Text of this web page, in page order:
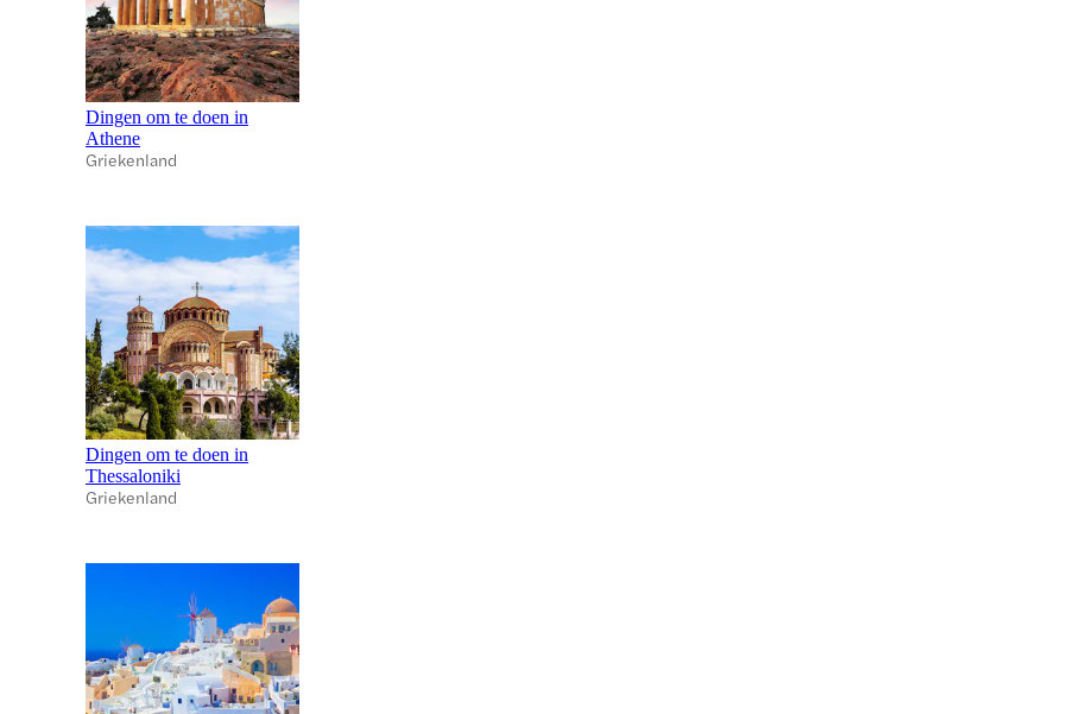
Dingen om te doen in
Athene
Griekenland
Dingen om te doen in
Thessaloniki
Griekenland